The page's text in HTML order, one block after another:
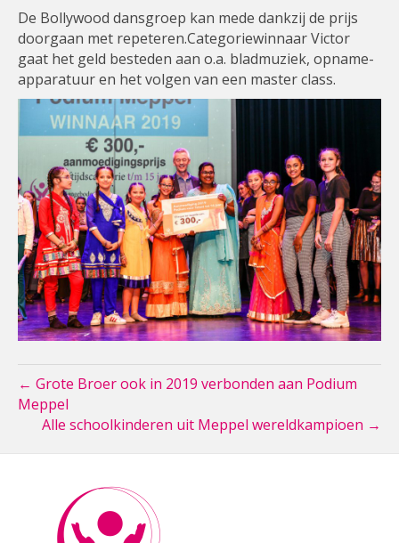
De Bollywood dansgroep kan mede dankzij de prijs
doorgaan met repeteren.Categoriewinnaar Victor
gaat het geld besteden aan o.a. bladmuziek, opname-
apparatuur en het volgen van een master class.
← Grote Broer ook in 2019 verbonden aan Podium
Meppel
Alle schoolkinderen uit Meppel wereldkampioen →